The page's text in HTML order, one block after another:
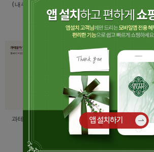
(내추럴) 엘 엔칸토
12,000 19,000
과테말라 엘 소코로
에티오피아 모카 예가체
프 G2(워시드)